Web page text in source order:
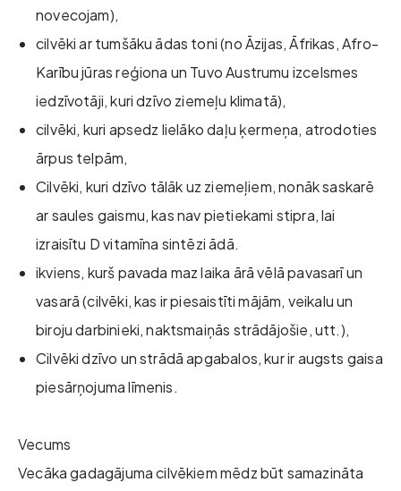
novecojam),
cilvēki ar tumšāku ādas toni (no Āzijas, Āfrikas, Afro-
Karību jūras reģiona un Tuvo Austrumu izcelsmes
iedzīvotāji, kuri dzīvo ziemeļu klimatā),
cilvēki, kuri apsedz lielāko daļu ķermeņa, atrodoties
ārpus telpām,
Cilvēki, kuri dzīvo tālāk uz ziemeļiem, nonāk saskarē
ar saules gaismu, kas nav pietiekami stipra, lai
izraisītu D vitamīna sintēzi ādā.
ikviens, kurš pavada maz laika ārā vēlā pavasarī un
vasarā (cilvēki, kas ir piesaistīti mājām, veikalu un
biroju darbinieki, naktsmaiņās strādājošie, utt.),
Cilvēki dzīvo un strādā apgabalos, kur ir augsts gaisa
piesārņojuma līmenis.
Vecums
Vecāka gadagājuma cilvēkiem mēdz būt samazināta